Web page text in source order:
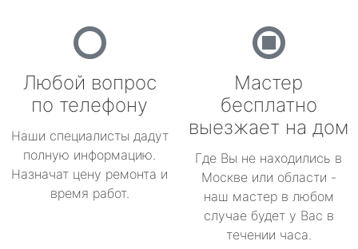
Любой вопрос
по телефону
Наши специалисты дадут
полную информацию.
Назначат цену ремонта и
время работ.
Мастер
бесплатно
выезжает на дом
Где Вы не находились в
Москве или области -
наш мастер в любом
случае будет у Вас в
течении часа.